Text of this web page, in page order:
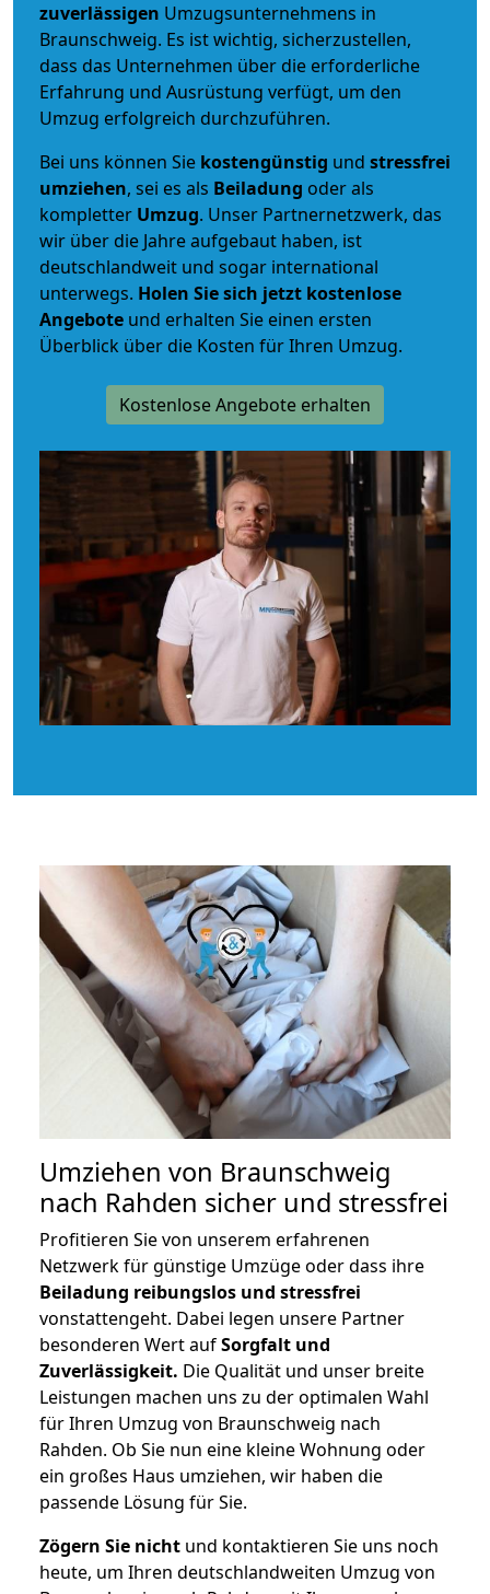
zuverlässigen Umzugsunternehmens in
Braunschweig. Es ist wichtig, sicherzustellen,
dass das Unternehmen über die erforderliche
Erfahrung und Ausrüstung verfügt, um den
Umzug erfolgreich durchzuführen.
Bei uns können Sie kostengünstig und stressfrei
umziehen, sei es als Beiladung oder als
kompletter Umzug. Unser Partnernetzwerk, das
wir über die Jahre aufgebaut haben, ist
deutschlandweit und sogar international
unterwegs. Holen Sie sich jetzt kostenlose
Angebote und erhalten Sie einen ersten
Überblick über die Kosten für Ihren Umzug.
Kostenlose Angebote erhalten
Umziehen von Braunschweig
nach Rahden sicher und stressfrei
Profitieren Sie von unserem erfahrenen
Netzwerk für günstige Umzüge oder dass ihre
Beiladung reibungslos und stressfrei
vonstattengeht. Dabei legen unsere Partner
besonderen Wert aufSorgfalt und
Zuverlässigkeit. Die Qualität und unser breite
Leistungen machen uns zu der optimalen Wahl
für Ihren Umzug von Braunschweig nach
Rahden. Ob Sie nun eine kleine Wohnung oder
ein großes Haus umziehen, wir haben die
passende Lösung für Sie.
Zögern Sie nicht und kontaktieren Sie uns noch
heute, um Ihren deutschlandweiten Umzug von